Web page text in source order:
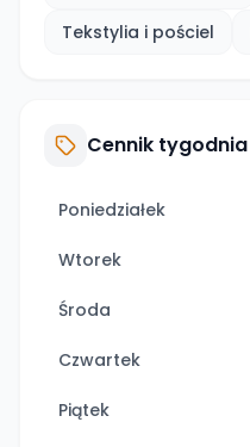
Tekstylia i pościel
Cennik tygodnia
Poniedziałek
Wtorek
Środa
Czwartek
Piątek